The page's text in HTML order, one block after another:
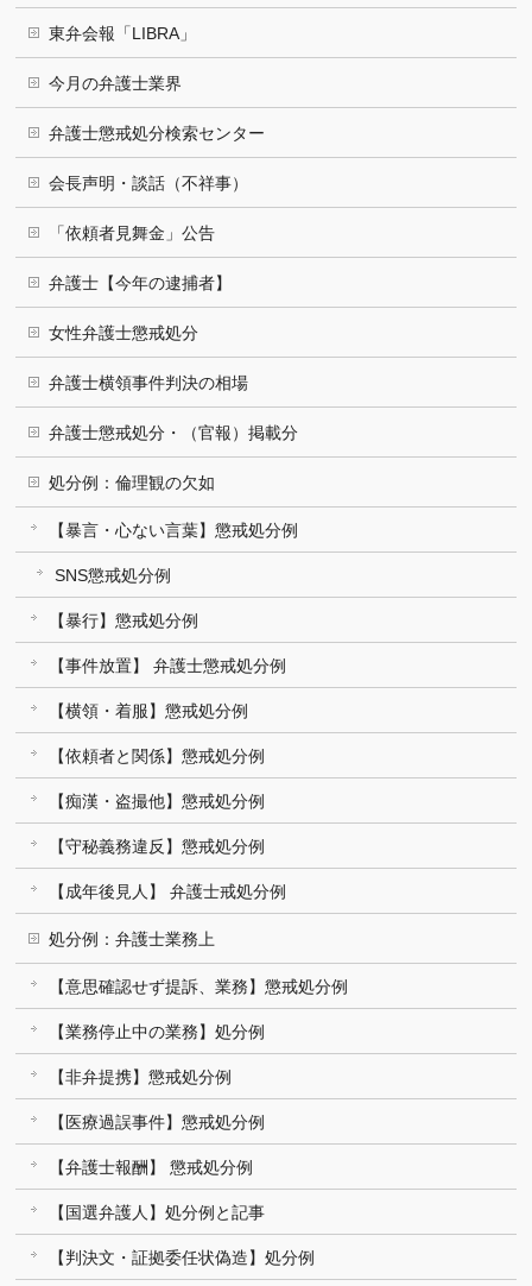
東弁会報「LIBRA」
今月の弁護士業界
弁護士懲戒処分検索センター
会長声明・談話（不祥事）
「依頼者見舞金」公告
弁護士【今年の逮捕者】
女性弁護士懲戒処分
弁護士横領事件判決の相場
弁護士懲戒処分・（官報）掲載分
処分例：倫理観の欠如
【暴言・心ない言葉】懲戒処分例
SNS懲戒処分例
【暴行】懲戒処分例
【事件放置】 弁護士懲戒処分例
【横領・着服】懲戒処分例
【依頼者と関係】懲戒処分例
【痴漢・盗撮他】懲戒処分例
【守秘義務違反】懲戒処分例
【成年後見人】 弁護士戒処分例
処分例：弁護士業務上
【意思確認せず提訴、業務】懲戒処分例
【業務停止中の業務】処分例
【非弁提携】懲戒処分例
【医療過誤事件】懲戒処分例
【弁護士報酬】 懲戒処分例
【国選弁護人】処分例と記事
【判決文・証拠委任状偽造】処分例